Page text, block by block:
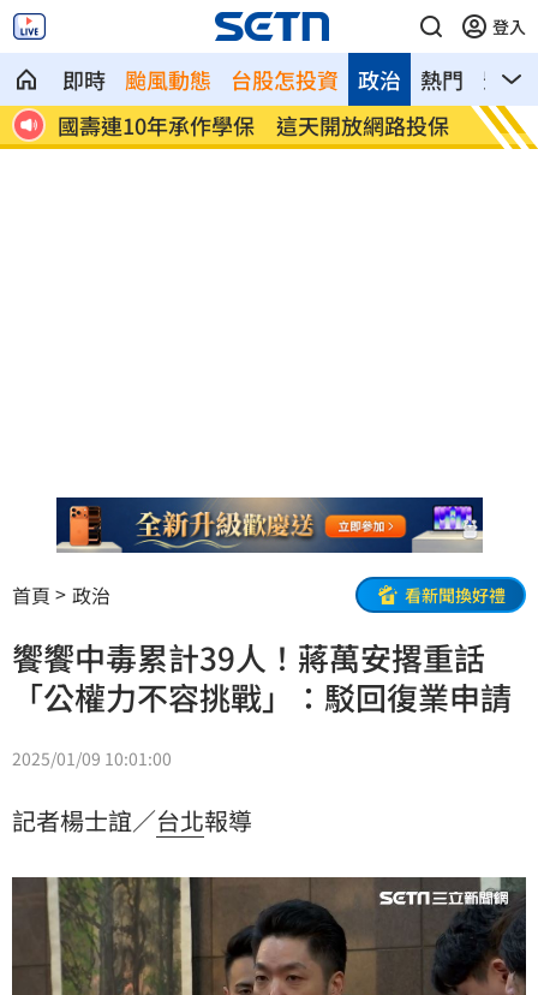
登入
即時 颱風動態 台股怎投資 熱門 影音
政治
爆
國壽連10年承作學保 這天開放網路投保 原本
首頁 政治 看新聞換好禮
饗饗中毒累計39人！蔣萬安撂重話
「公權力不容挑戰」：駁回復業申請
2025/01/09 10:01:00
記者楊士誼／台北報導